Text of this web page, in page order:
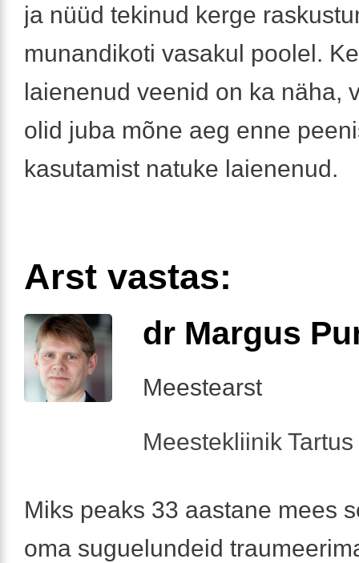
ja nüüd tekinud kerge
munandikoti vasakul poolel.
laienenud veenid on ka näha,
olid juba mõne aeg enne
kasutamist natuke laienenud.
Arst vastas:
dr Margus
Meestearst
Meestekliinik
Miks peaks 33 aastane mees
oma suguelundeid